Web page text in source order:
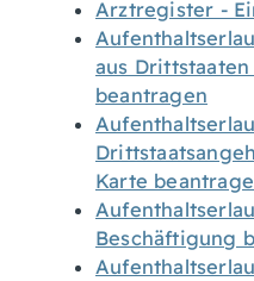
Arztregister -
aus Drittstaaten
beantragen
Karte
Beschäftigung